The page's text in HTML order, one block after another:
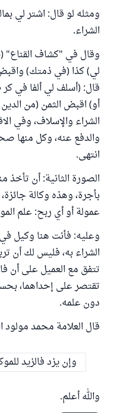
ومثله لو قال: اشتر لي
الشراء.
لي) كذا (في ذمتك)
قال: (أسلف لي ألفا في
أو) اقبض الثمن (من
الشراء والإسلاف، وفي
والدفع عنه، وكل منها
انتهى.
الصورة الثانية: أن تأخذ
بأجرة، وهذه وكالة
عمولة أو أي ربح: علم
وعليه: فأنت هنا وكيل في
الشراء به، فليس لك أن
تتفق مع العميل على أن
تقتصر على إحداهما،
دون علمه.
قال العلامة محمد مولود
وإن يزد فالزيد
والله أعلم.